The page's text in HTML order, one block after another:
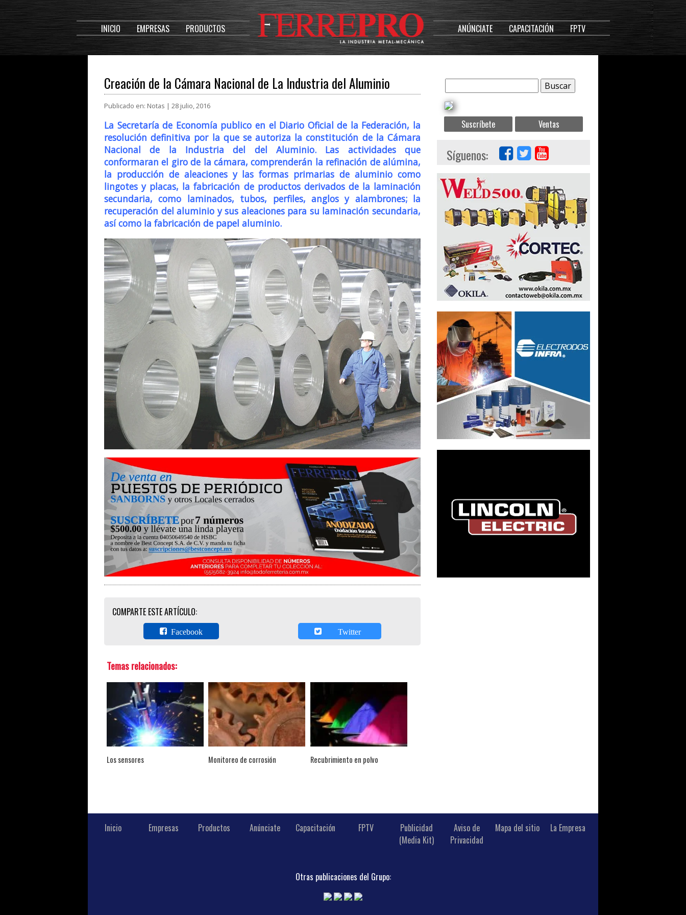
INICIO EMPRESAS PRODUCTOS ANÚNCIATE CAPACITACIÓN FPTV
Creación de la Cámara Nacional de La Industria del Aluminio
Publicado en: Notas | 28 julio, 2016
La Secretaría de Economía publico en el Diario Oficial de la Federación, la
resolución definitiva por la que se autoriza la constitución de la Cámara
Nacional de la Industria del del Aluminio. Las actividades que
conformaran el giro de la cámara, comprenderán la refinación de alúmina,
la producción de aleaciones y las formas primarias de aluminio como
lingotes y placas, la fabricación de productos derivados de la laminación
secundaria, como laminados, tubos, perfiles, anglos y alambrones; la
recuperación del aluminio y sus aleaciones para su laminación secundaria,
así como la fabricación de papel aluminio.
COMPARTE ESTE ARTÍCULO:
Facebook Twitter
Temas relacionados:
Los sensores Monitoreo de corrosión Recubrimiento en polvo
Suscríbete Ventas
Síguenos:
Inicio Empresas Productos Anúnciate Capacitación FPTV
Publicidad
(Media Kit)
Aviso de
Privacidad
Mapa del sitio La Empresa
Otras publicaciones del Grupo: